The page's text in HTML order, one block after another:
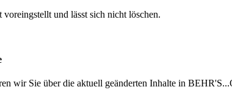
und lässt sich nicht löschen.
wir Sie über die aktuell geänderten Inhalte in